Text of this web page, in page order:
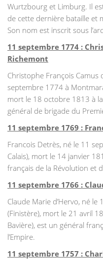
Wurtzbourg et Limburg. Il
de cette dernière bataille et
Son nom est inscrit sous
11 septembre 1774 :
Richemont
Christophe François Camus
septembre 1774 à
mort le 18 octobre 1813 à
général de brigade du
11 septembre 1769 :
Francois Detrès, né le 11
Calais), mort le 14 janvier
français de la Révolution et
11 septembre 1766 :
Claude Marie d’Hervo, né
(Finistère), mort le 21 avril
Bavière), est un général
l’Empire.
11 septembre 1757 :